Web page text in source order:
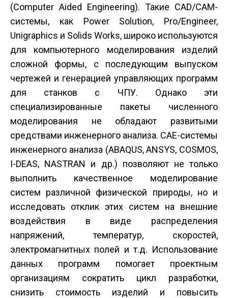
(Computer Aided Engineering). Такие CAD/CAM-
системы, как Power Solution, Pro/Engineer,
Unigraphics и Solids Works, широко используются
для компьютерного моделирования изделий
сложной формы, с последующим выпуском
чертежей и генерацией управляющих программ
для станков с ЧПУ. Однако эти
специализированные пакеты численного
моделирования не обладают развитыми
средствами инженерного анализа. CAE-системы
инженерного анализа (ABAQUS, ANSYS, COSMOS,
I-DEAS, NASTRAN и др.) позволяют не только
выполнить качественное моделирование
систем различной физической природы, но и
исследовать отклик этих систем на внешние
воздействия в виде распределения
напряжений, температур, скоростей,
электромагнитных полей и т.д. Использование
данных программ помогает проектным
организациям сократить цикл разработки,
снизить стоимость изделий и повысить